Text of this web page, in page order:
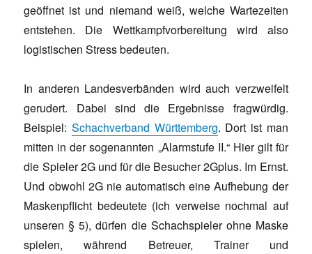
geöffnet ist und niemand weiß, welche Wartezeiten
entstehen. Die Wettkampfvorbereitung wird also
logistischen Stress bedeuten.
In anderen Landesverbänden wird auch verzweifelt
gerudert. Dabei sind die Ergebnisse fragwürdig.
Beispiel:Schachverband Württemberg. Dort ist man
mitten in der sogenannten „Alarmstufe II.“ Hier gilt für
die Spieler 2G und für die Besucher 2Gplus. Im Ernst.
Und obwohl 2G nie automatisch eine Aufhebung der
Maskenpflicht bedeutete (ich verweise nochmal auf
unseren § 5), dürfen die Schachspieler ohne Maske
spielen, während Betreuer, Trainer und